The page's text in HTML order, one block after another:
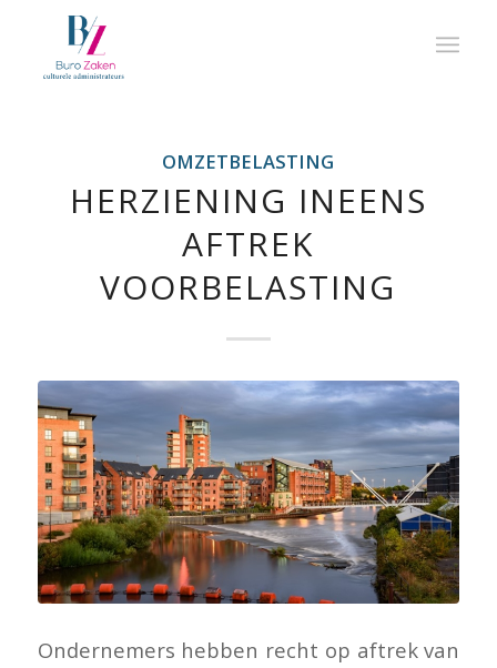
OMZETBELASTING
HERZIENING INEENS
AFTREK
VOORBELASTING
Ondernemers hebben recht op aftrek van